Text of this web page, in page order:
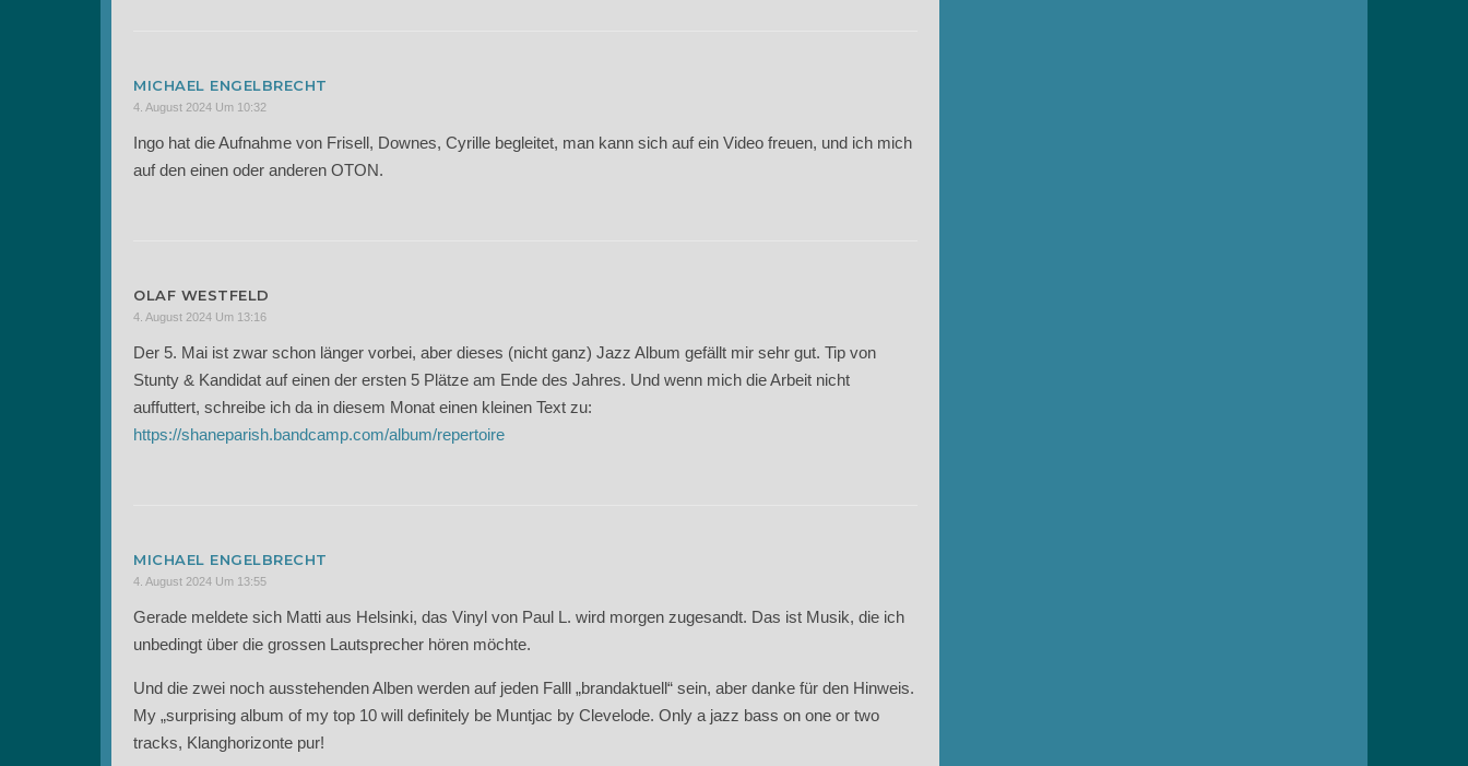
MICHAEL ENGELBRECHT
4. August 2024 Um 10:32
Ingo hat die Aufnahme von Frisell, Downes, Cyrille begleitet, man kann sich auf ein Video freuen, und ich mich
auf den einen oder anderen OTON.
OLAF WESTFELD
4. August 2024 Um 13:16
Der 5. Mai ist zwar schon länger vorbei, aber dieses (nicht ganz) Jazz Album gefällt mir sehr gut. Tip von
Stunty & Kandidat auf einen der ersten 5 Plätze am Ende des Jahres. Und wenn mich die Arbeit nicht
auffuttert, schreibe ich da in diesem Monat einen kleinen Text zu:
https://shaneparish.bandcamp.com/album/repertoire
MICHAEL ENGELBRECHT
4. August 2024 Um 13:55
Gerade meldete sich Matti aus Helsinki, das Vinyl von Paul L. wird morgen zugesandt. Das ist Musik, die ich
unbedingt über die grossen Lautsprecher hören möchte.
Und die zwei noch ausstehenden Alben werden auf jeden Falll „brandaktuell“ sein, aber danke für den Hinweis.
My „surprising album of my top 10 will definitely be Muntjac by Clevelode. Only a jazz bass on one or two
tracks, Klanghorizonte pur!